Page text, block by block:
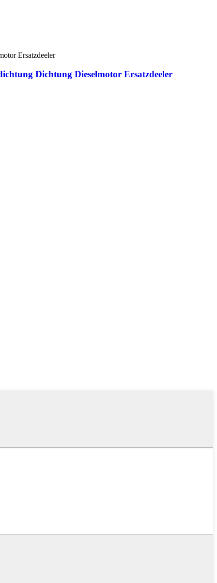
Dichtung Dieselmotor Ersatzdeeler